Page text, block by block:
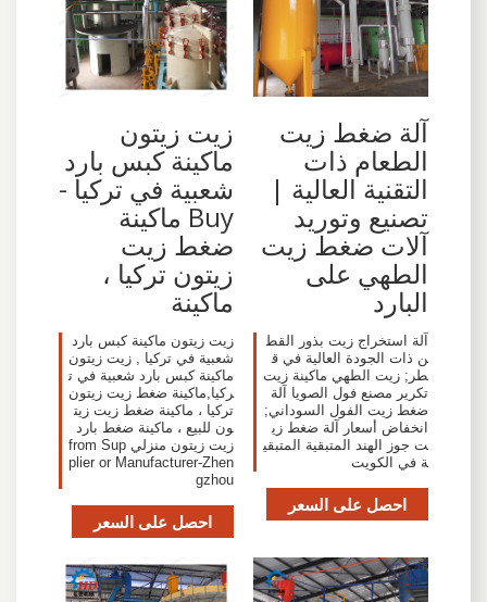
آلة ضغط زيت
الطعام ذات
التقنية العالية |
تصنيع وتوريد
آلات ضغط زيت
الطهي على
البارد
آلة استخراج زيت بذور القط
ن ذات الجودة العالية في ق
طر; زيت الطهي ماكينة زيت
تكرير مصنع فول الصويا آلة
ضغط زيت الفول السوداني;
انخفاض أسعار آلة ضغط زي
ت جوز الهند المتبقية المتبقي
ة في الكويت
احصل على السعر
زيت زيتون
ماكينة كبس بارد
شعبية في تركيا -
Buy ماكينة
ضغط زيت
زيتون تركيا ،
ماكينة
زيت زيتون ماكينة كبس بارد
شعبية في تركيا , زيت زيتون
ماكينة كبس بارد شعبية في ت
ركيا,ماكينة ضغط زيت زيتون
تركيا ، ماكينة ضغط زيت زيت
ون للبيع ، ماكينة ضغط بارد
زيت زيتون منزلي from Sup
plier or Manufacturer-Zhen
gzhou
احصل على السعر